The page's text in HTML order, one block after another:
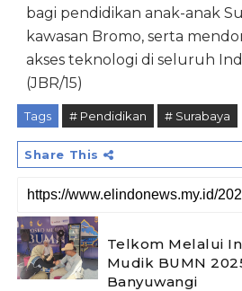
bagi pendidikan anak-anak
kawasan Bromo, serta
akses teknologi di seluruh
(JBR/15)
Tags # Pendidikan # Surabaya
Share This
Telkom Melalui
Mudik BUMN
Banyuwangi